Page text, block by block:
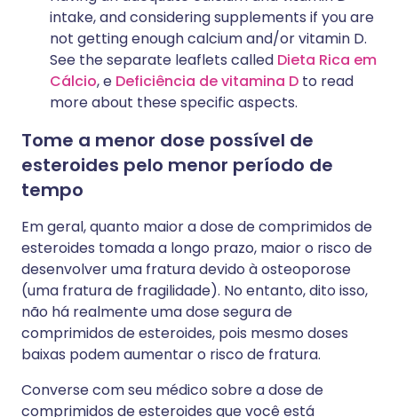
intake, and considering supplements if you are
not getting enough calcium and/or vitamin D.
See the separate leaflets called Dieta Rica em
Cálcio, e Deficiência de vitamina D to read
more about these specific aspects.
Tome a menor dose possível de
esteroides pelo menor período de
tempo
Em geral, quanto maior a dose de comprimidos de
esteroides tomada a longo prazo, maior o risco de
desenvolver uma fratura devido à osteoporose
(uma fratura de fragilidade). No entanto, dito isso,
não há realmente uma dose segura de
comprimidos de esteroides, pois mesmo doses
baixas podem aumentar o risco de fratura.
Converse com seu médico sobre a dose de
comprimidos de esteroides que você está